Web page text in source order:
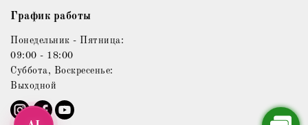
График работы
Понедельник - Пятница:
09:00 - 18:00
Суббота, Воскресенье:
Выходной